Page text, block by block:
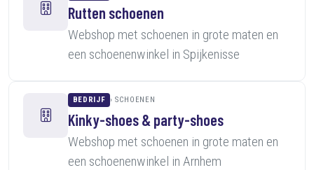
Rutten schoenen
Webshop met schoenen in grote maten en
een schoenenwinkel in Spijkenisse
BEDRIJF SCHOENEN
Kinky-shoes & party-shoes
Webshop met schoenen in grote maten en
een schoenenwinkel in Arnhem